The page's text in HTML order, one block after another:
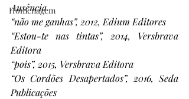
Homenagem
Ausência
“não me ganhas”, 2012, Edium Editores
“Estou-te nas tintas”, 2014, Versbrava
Editora
“pois”, 2015, Versbrava Editora
“Os Cordões Desapertados”, 2016, Seda
Publicações